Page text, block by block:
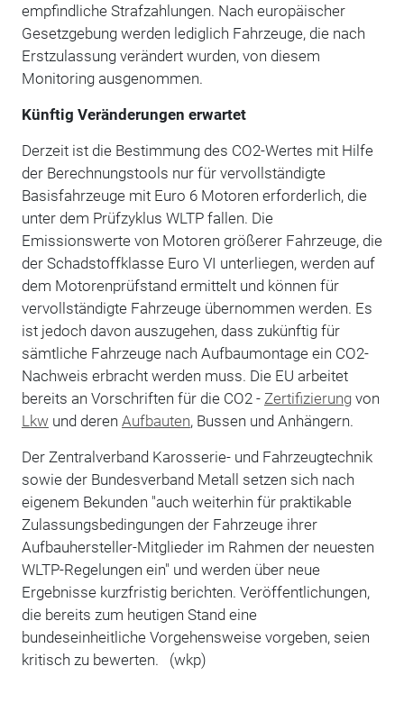
empfindliche Strafzahlungen. Nach europäischer
Gesetzgebung werden lediglich Fahrzeuge, die nach
Erstzulassung verändert wurden, von diesem
Monitoring ausgenommen.
Künftig Veränderungen erwartet
Derzeit ist die Bestimmung des CO2-Wertes mit Hilfe
der Berechnungstools nur für vervollständigte
Basisfahrzeuge mit Euro 6 Motoren erforderlich, die
unter dem Prüfzyklus WLTP fallen. Die
Emissionswerte von Motoren größerer Fahrzeuge, die
der Schadstoffklasse Euro VI unterliegen, werden auf
dem Motorenprüfstand ermittelt und können für
vervollständigte Fahrzeuge übernommen werden. Es
ist jedoch davon auszugehen, dass zukünftig für
sämtliche Fahrzeuge nach Aufbaumontage ein CO2-
Nachweis erbracht werden muss. Die EU arbeitet
bereits an Vorschriften für die CO2 - Zertifizierungvon
Lkw und deren Aufbauten, Bussen und Anhängern.
Der Zentralverband Karosserie- und Fahrzeugtechnik
sowie der Bundesverband Metall setzen sich nach
eigenem Bekunden "auch weiterhin für praktikable
Zulassungsbedingungen der Fahrzeuge ihrer
Aufbauhersteller-Mitglieder im Rahmen der neuesten
WLTP-Regelungen ein" und werden über neue
Ergebnisse kurzfristig berichten. Veröffentlichungen,
die bereits zum heutigen Stand eine
bundeseinheitliche Vorgehensweise vorgeben, seien
kritisch zu bewerten. (wkp)